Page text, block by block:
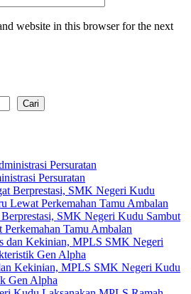
website in this browser for the next
Cari
Persuratan
SMK Negeri Kudu Sambut
Tamu Ambalan
Kekinian, MPLS SMK Negeri Kudu
Gen Alpha